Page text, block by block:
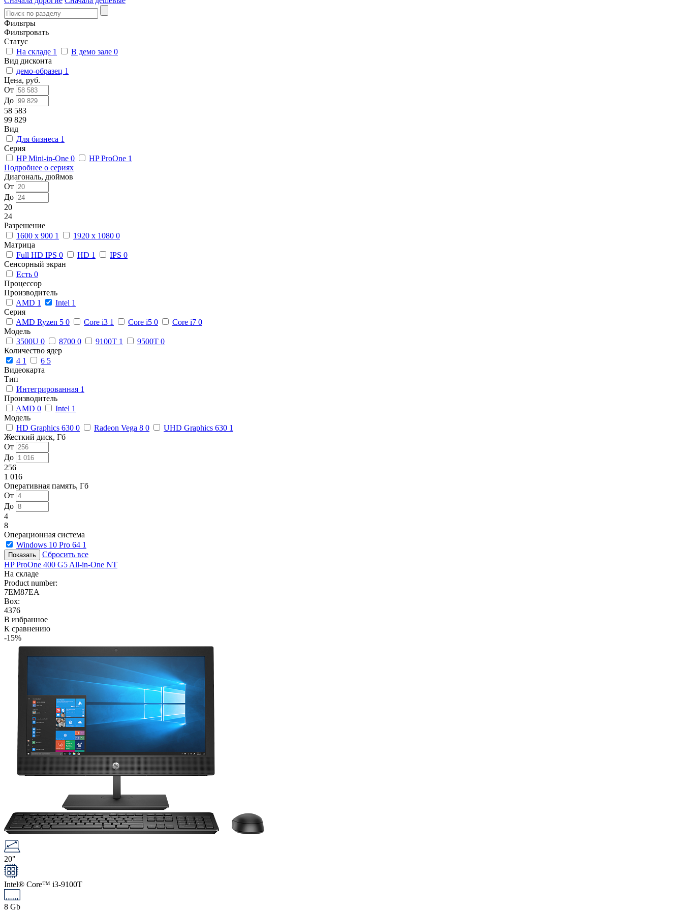
Фильтры
Фильтровать
Статус
На складе 1 В демо зале 0
Вид дисконта
демо-образец 1
Цена, руб.
От
До
58 583
99 829
Вид
Для бизнеса 1
Серия
HP Mini-in-One 0 HP ProOne 1
Подробнее о сериях
Диагональ, дюймов
От
До
20
24
Разрешение
1600 x 900 1 1920 x 1080 0
Матрица
Full HD IPS 0 HD 1 IPS 0
Сенсорный экран
Есть 0
Процессор
Производитель
AMD 1 Intel 1
Серия
AMD Ryzen 5 0 Core i3 1 Core i5 0 Core i7 0
Модель
3500U 0 8700 0 9100T 1 9500T 0
Количество ядер
4 1 6 5
Видеокарта
Тип
Интегрированная 1
Производитель
AMD 0 Intel 1
Модель
HD Graphics 630 0 Radeon Vega 8 0 UHD Graphics 630 1
Жесткий диск, Гб
От
До
256
1 016
Оперативная память, Гб
От
До
4
8
Операционная система
Windows 10 Pro 64 1
Сбросить все
HP ProOne 400 G5 All-in-One NT
На складе
Product number:
7EM87EA
Box:
4376
В избранное
К сравнению
-15%
20"
Intel® Core™ i3-9100T
8 Gb